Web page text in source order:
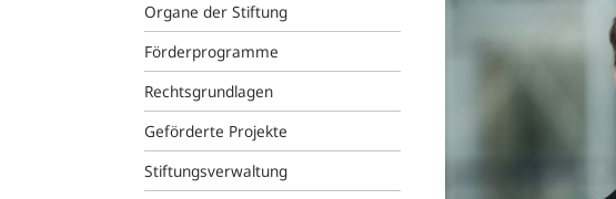
Organe der Stiftung
Förderprogramme
Rechtsgrundlagen
Geförderte Projekte
Stiftungsverwaltung